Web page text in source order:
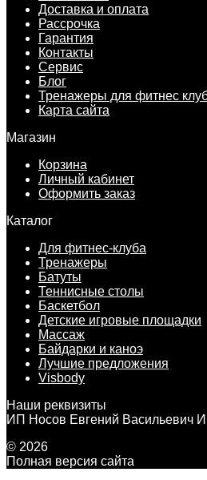
Доставка и оплата
Рассрочка
Гарантия
Контакты
Сервис
Блог
Тренажеры для фитнес
Карта сайта
Магазин
Корзина
Личный кабинет
Оформить заказ
Каталог
Для фитнес-клуба
Тренажеры
Батуты
Теннисные столы
Баскетбол
Детские игровые площадки
Массаж
Байдарки и каноэ
Лучшие предложения
Visbody
Наши реквизиты
ИП Носов Евгений Васильевич
© 2026
Полная версия сайта